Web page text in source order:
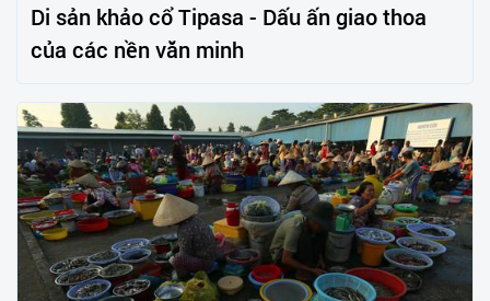
Di sản khảo cổ Tipasa - Dấu ấn giao thoa
của các nền văn minh